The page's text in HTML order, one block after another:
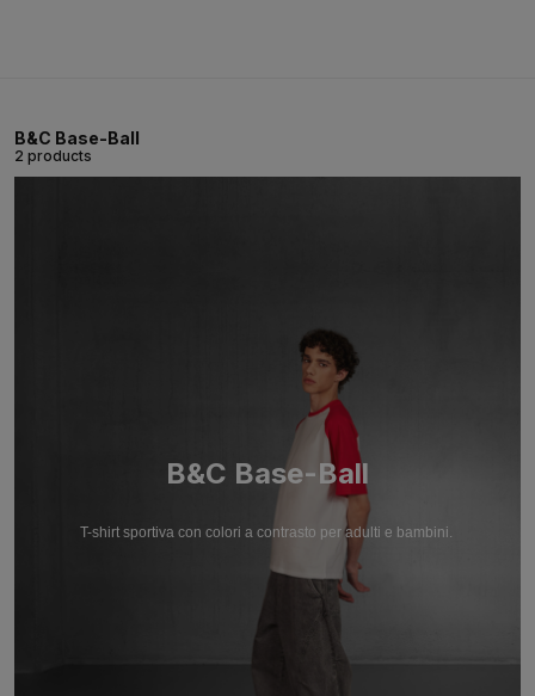
B&C Base-Ball
2 products
B&C Base-Ball
T-shirt sportiva con colori a contrasto per adulti e bambini.